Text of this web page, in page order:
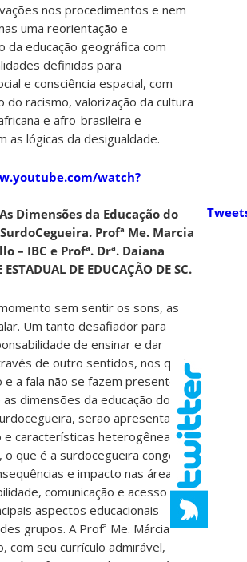
nos procedimentos e nem
uma reorientação e
da educação geográfica com
definidas para
e consciência espacial, com
do racismo, valorização da cultura
e afro-brasileira e
as lógicas da desigualdade.
watch?
Dimensões da Educação do
Profª Me. Marcia
– IBC e Profª. Drª. Daiana
DE EDUCAÇÃO DE SC.
sem sentir os sons, as
Um tanto desafiador para
de ensinar e dar
de outro sentidos, nos quais
e a fala não se fazem presente.
dimensões da educação do
serão apresentados
e características heterogêneas
o que é a surdocegueira congênita
e impacto nas áreas de
comunicação e acesso à
aspectos educacionais
grupos. A Profª Me. Márcia
com seu currículo admirável,